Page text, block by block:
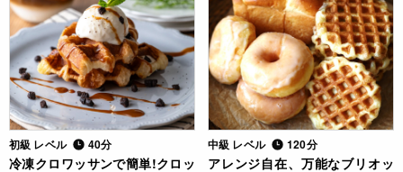
初級 レベル 40分
冷凍クロワッサンで簡単!クロッ
中級 レベル 120分
アレンジ自在、万能なブリオッ